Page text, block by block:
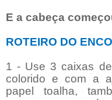
E a cabeça
ROTEIRO DO
1 - Use 3 caixas
colorido e com a
papel toalha,